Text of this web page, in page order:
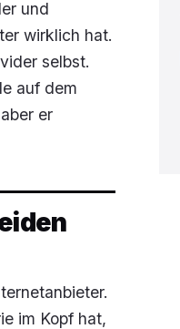
und
wirklich hat.
selbst.
auf dem
er
im Kopf hat,